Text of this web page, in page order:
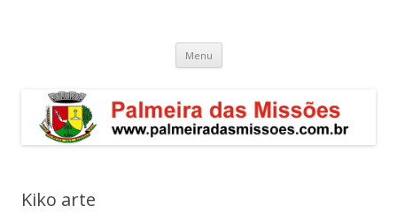
Menu Pular
o
Kiko arte